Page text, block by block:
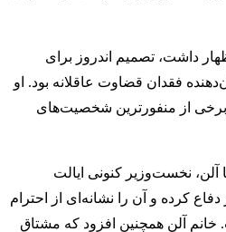
داشت، تصمیم اندروز برای
فقدان قضاوت عاقلانه بود. او
برخی از منفورترین شخصیت‌های
آلن، نخست‌وزیر کنونی ایالت
دفاع کرده و آن را نشانه‌ای از احترام
آلن همچنین افزود که مشتاق